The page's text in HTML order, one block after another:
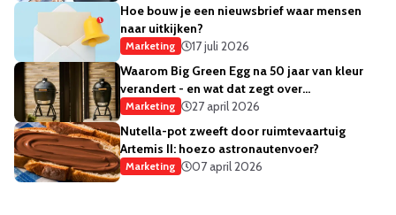
Hoe bouw je een nieuwsbrief waar mensen
naar uitkijken?
Marketing
17 juli 2026
Waarom Big Green Egg na 50 jaar van kleur
verandert - en wat dat zegt over
merkstrategie
Marketing
27 april 2026
Nutella-pot zweeft door ruimtevaartuig
Artemis II: hoezo astronautenvoer?
Marketing 07 april 2026